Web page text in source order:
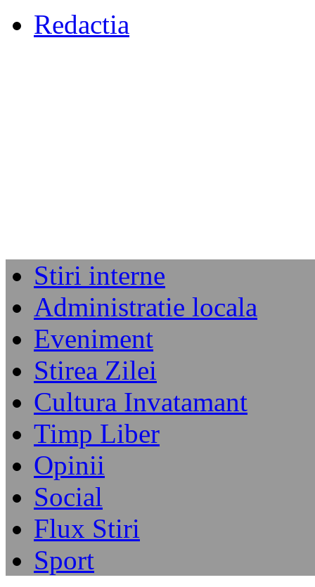
Redactia
Stiri interne
Administratie locala
Eveniment
Stirea Zilei
Cultura Invatamant
Timp Liber
Opinii
Social
Flux Stiri
Sport